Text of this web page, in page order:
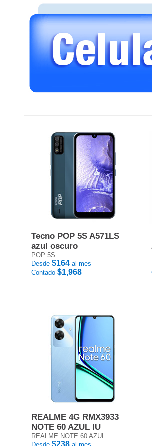
Tecno POP 5S A571LS
azul oscuro
POP 5S
Desde $164 al mes
Contado $1,968
REALME 4G RMX3933
NOTE 60 AZUL IU
REALME NOTE 60 AZUL
$238